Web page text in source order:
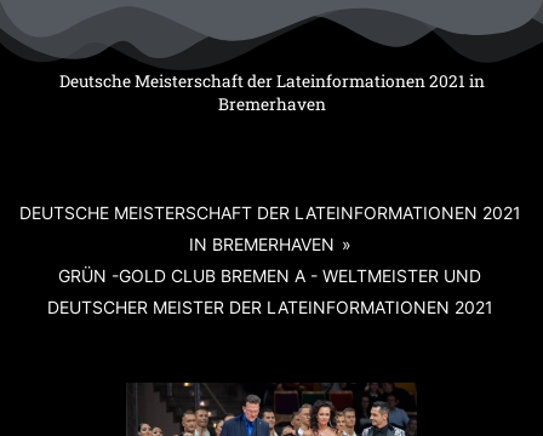
Inhalt
springenDeutsche Meisterschaft der Lateinformationen 2021 in
Bremerhaven
DEUTSCHE MEISTERSCHAFT DER LATEINFORMATIONEN 2021
IN BREMERHAVEN »
GRÜN -GOLD CLUB BREMEN A - WELTMEISTER UND
DEUTSCHER MEISTER DER LATEINFORMATIONEN 2021